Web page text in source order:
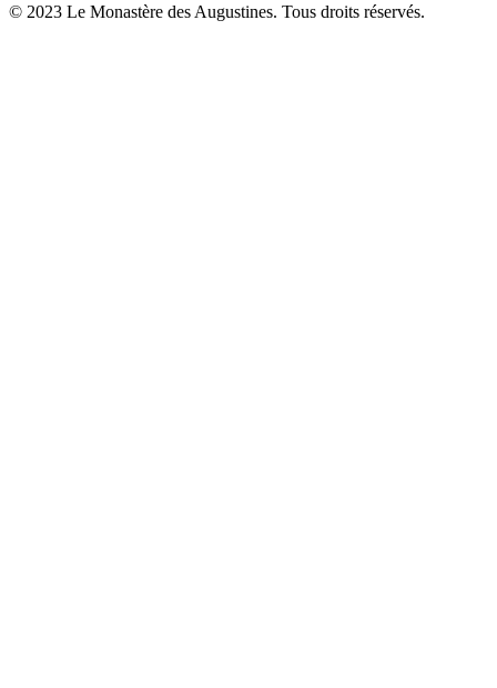
© 2023 Le Monastère des Augustines. Tous droits réservés.